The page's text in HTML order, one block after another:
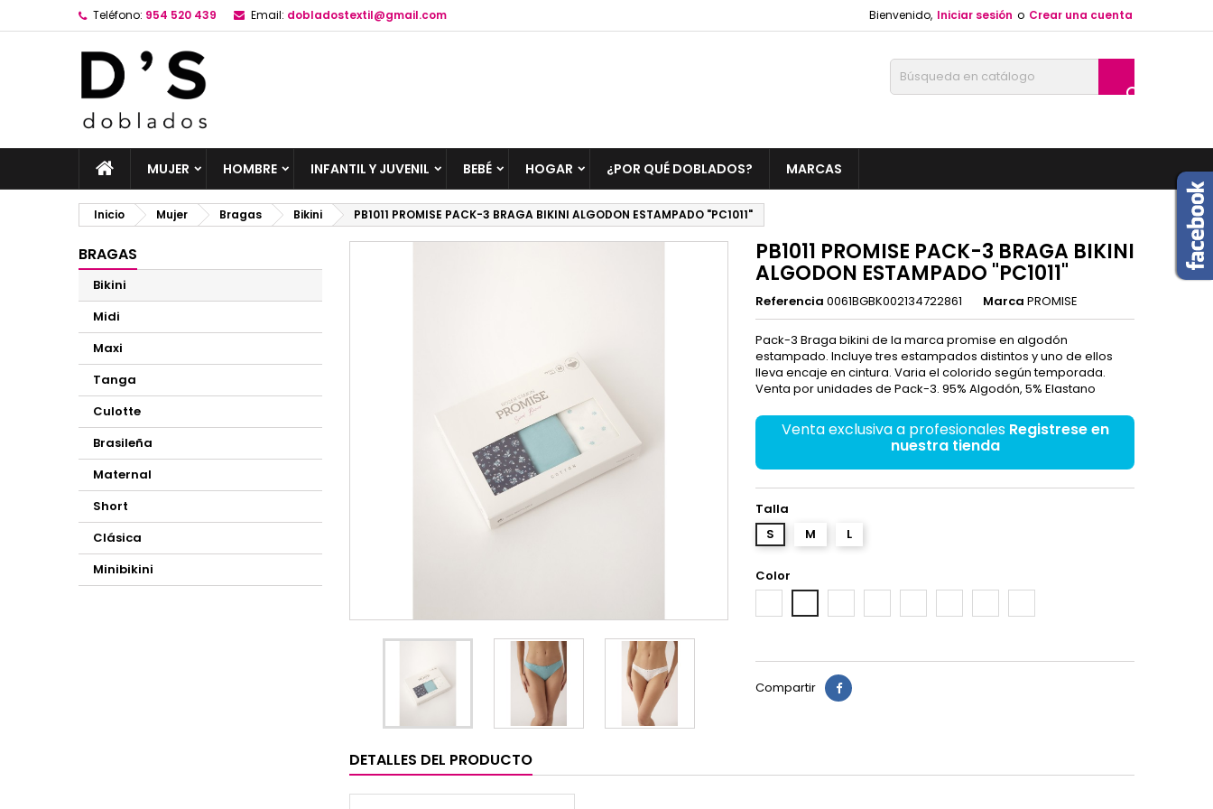
Teléfono: 954 520 439 Email: dobladostextil@gmail.com Bienvenido, Iniciar sesión o Crear una cuenta

MUJER HOMBRE INFANTIL Y JUVENIL BEBÉ HOGAR ¿POR QUÉ DOBLADOS? MARCAS
Inicio Mujer Bragas Bikini PB1011 PROMISE PACK-3 BRAGA BIKINI ALGODON ESTAMPADO "PC1011"
BRAGAS
Bikini
Midi
Maxi
Tanga
Culotte
Brasileña
Maternal
Short
Clásica
Minibikini
PB1011 PROMISE PACK-3 BRAGA BIKINI
ALGODON ESTAMPADO "PC1011"
Referencia 0061BGBK002134722861 Marca PROMISE
Pack-3 Braga bikini de la marca promise en algodón
estampado. Incluye tres estampados distintos y uno de ellos
lleva encaje en cintura. Varia el colorido según temporada.
Venta por unidades de Pack-3. 95% Algodón, 5% Elastano
Venta exclusiva a profesionales Registrese en
nuestra tienda
Talla
S
M L
Color
Compartir
DETALLES DEL PRODUCTO